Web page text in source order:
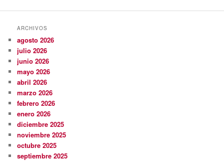
ARCHIVOS
agosto 2026
julio 2026
junio 2026
mayo 2026
abril 2026
marzo 2026
febrero 2026
enero 2026
diciembre 2025
noviembre 2025
octubre 2025
septiembre 2025